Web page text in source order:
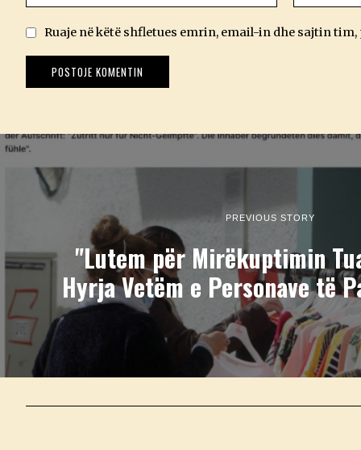
Ruaje në këtë shfletues emrin, email-in dhe sajtin
PREVIOUS STORY
"Lutem për Mirëkuptimin
Hyrja Vetëm e Personave të